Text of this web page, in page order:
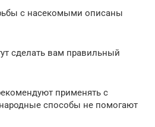
с насекомыми описаны
сделать вам правильный
применять с
способы не помогают